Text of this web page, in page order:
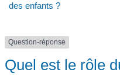
des enfants ?
Question-réponse
Quel est le rôle